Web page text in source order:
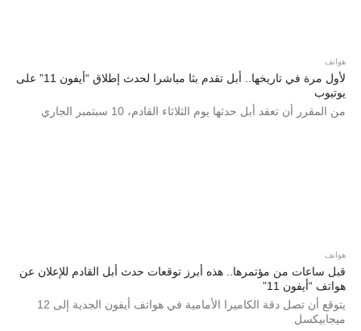
هواتف
لأول مرة في تاريخها.. أبل تقدم بثا مباشرا لحدث إطلاق “أيفون 11” على
يوتيوب
من المقرر أن تعقد أبل حدثها يوم الثلاثاء القادم، 10 سبتمبر الجاري
هواتف
قبل ساعات من مؤتمرها.. هذه أبرز توقعات حدث أبل القادم للإعلان عن
هواتف “أيفون 11”
يتوقع أن تصل دقة الكاميرا الأمامية في هواتف أيفون الجدية إلى 12
ميجابيكسل